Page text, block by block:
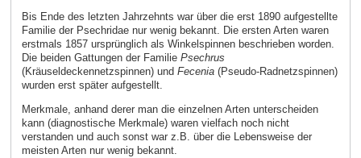
Bis Ende des letzten Jahrzehnts war über die erst 1890 aufgestellte
Familie der Psechridae nur wenig bekannt. Die ersten Arten waren
erstmals 1857 ursprünglich als Winkelspinnen beschrieben worden.
Die beiden Gattungen der Familie Psechrus
(Kräuseldeckennetzspinnen) und Fecenia(Pseudo-Radnetzspinnen)
wurden erst später aufgestellt.
Merkmale, anhand derer man die einzelnen Arten unterscheiden
kann (diagnostische Merkmale) waren vielfach noch nicht
verstanden und auch sonst war z.B. über die Lebensweise der
meisten Arten nur wenig bekannt.